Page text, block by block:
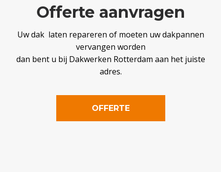
Offerte aanvragen
Uw dak laten repareren of moeten uw dakpannen
vervangen worden
dan bent u bij Dakwerken Rotterdam aan het juiste
adres.
OFFERTE